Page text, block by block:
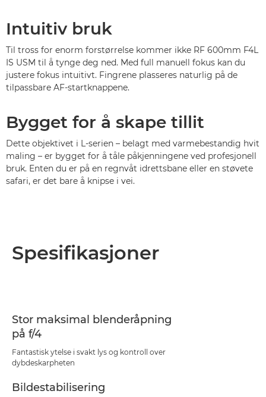
Intuitiv bruk
Til tross for enorm forstørrelse kommer ikke RF 600mm F4L
IS USM til å tynge deg ned. Med full manuell fokus kan du
justere fokus intuitivt. Fingrene plasseres naturlig på de
tilpassbare AF-startknappene.
Bygget for å skape tillit
Dette objektivet i L-serien – belagt med varmebestandig hvit
maling – er bygget for å tåle påkjenningene ved profesjonell
bruk. Enten du er på en regnvåt idrettsbane eller en støvete
safari, er det bare å knipse i vei.
Spesifikasjoner
Stor maksimal blenderåpning
på f/4
Fantastisk ytelse i svakt lys og kontroll over
dybdeskarpheten
Bildestabilisering